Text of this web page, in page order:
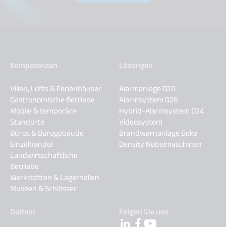
Kompetenzen
Villen, Lofts & Ferienhäuser
Gastronomische Betriebe
Mobile & temporäre
Standorte
Büros & Bürogebäude
Einzelhandel
Landwirtschaftliche
Betriebe
Werkstätten & Lagerhallen
Museen & Schlösser
Lösungen
Alarmanlage D20
Alarmsystem D26
Hybrid-Alarmsystem D34
Videosystem
Brandwarnanlage Beka
Density Nebelmaschinen
Daitem
Folgen Sie uns